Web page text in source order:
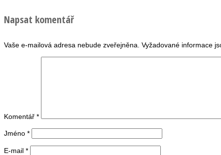
Napsat komentář
Vaše e-mailová adresa nebude zveřejněna. Vyžadované informace
Komentář *
Jméno *
E-mail *